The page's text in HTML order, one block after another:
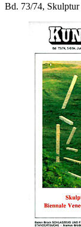
Bd. 73/74,